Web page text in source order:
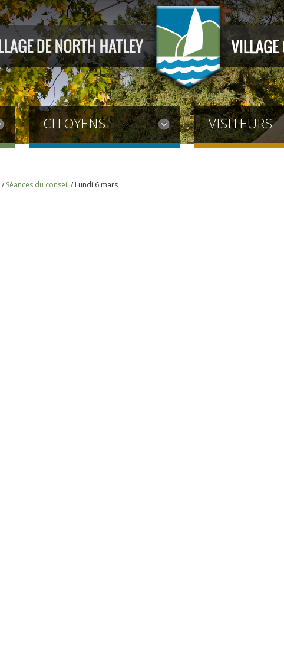
CITOYENS VISITEURS
/ Séances du conseil / Lundi 6 mars